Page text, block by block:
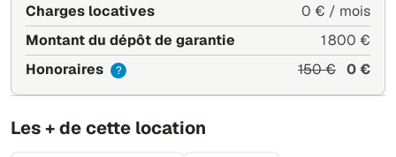
Charges locatives
0 € / mois
Montant du dépôt de garantie
1 800 €
Honoraires
? 150 € 0 €
Les + de cette location